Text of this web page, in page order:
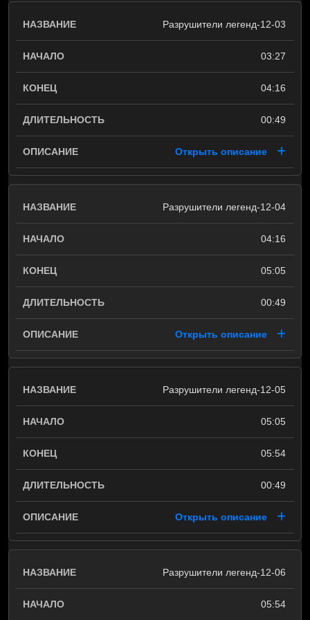
Разрушители легенд-12-03
03:27
04:16
00:49
Открыть описание
Разрушители легенд-12-04
04:16
05:05
00:49
Открыть описание
Разрушители легенд-12-05
05:05
05:54
00:49
Открыть описание
Разрушители легенд-12-06
05:54